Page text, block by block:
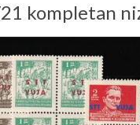
kompletan